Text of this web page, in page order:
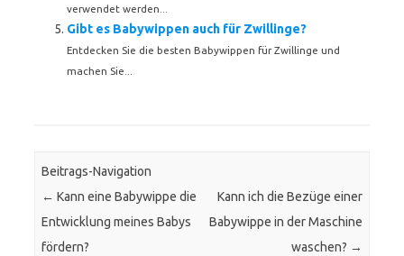
verwendet werden...
Gibt es Babywippen auch für Zwillinge?
Entdecken Sie die besten Babywippen für Zwillinge und
machen Sie...
Beitrags-Navigation
← Kann eine Babywippe die
Entwicklung meines Babys
fördern?
Kann ich die Bezüge einer
Babywippe in der Maschine
waschen? →